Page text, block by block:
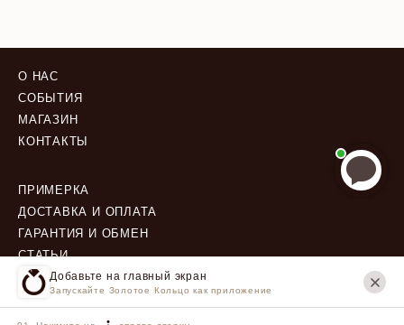
Добавьте на главный экран
Запускайте Золотое Кольцо как приложение
О НАС
СОБЫТИЯ
МАГАЗИН
КОНТАКТЫ
ПРИМЕРКА
ДОСТАВКА И ОПЛАТА
ГАРАНТИЯ И ОБМЕН
СТАТЬИ
ПОЛИТИКА КОНФИДЕНЦИАЛЬНОСТИ